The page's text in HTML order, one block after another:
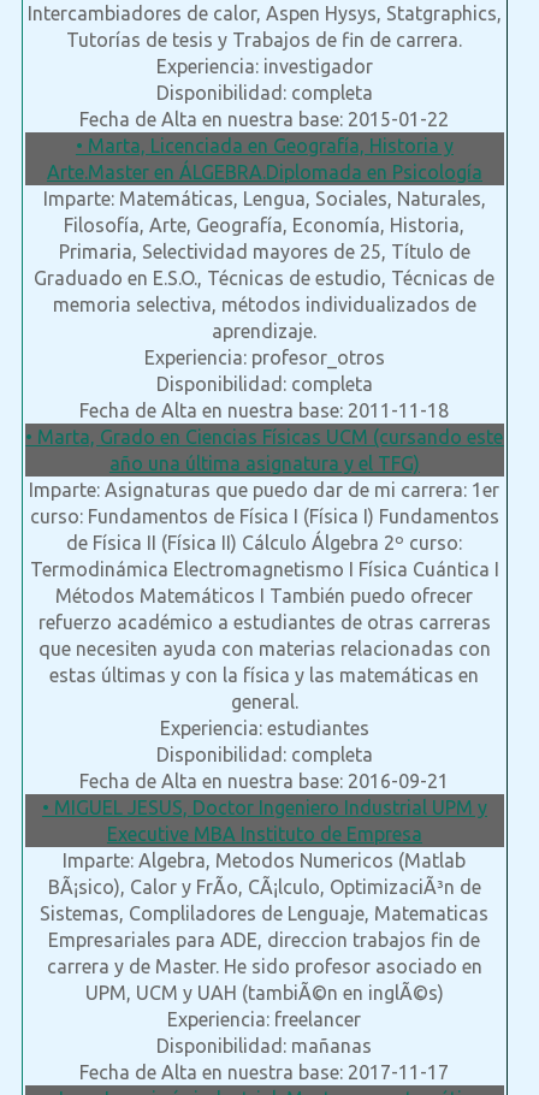
Intercambiadores de calor, Aspen Hysys, Statgraphics,
Tutorías de tesis y Trabajos de fin de carrera.
Experiencia: investigador
Disponibilidad: completa
Fecha de Alta en nuestra base: 2015-01-22
• Marta, Licenciada en Geografía, Historia y
Arte.Master en ÁLGEBRA.Diplomada en Psicología
Imparte: Matemáticas, Lengua, Sociales, Naturales,
Filosofía, Arte, Geografía, Economía, Historia,
Primaria, Selectividad mayores de 25, Título de
Graduado en E.S.O., Técnicas de estudio, Técnicas de
memoria selectiva, métodos individualizados de
aprendizaje.
Experiencia: profesor_otros
Disponibilidad: completa
Fecha de Alta en nuestra base: 2011-11-18
• Marta, Grado en Ciencias Físicas UCM (cursando este
año una última asignatura y el TFG)
Imparte: Asignaturas que puedo dar de mi carrera: 1er
curso: Fundamentos de Física I (Física I) Fundamentos
de Física II (Física II) Cálculo Álgebra 2º curso:
Termodinámica Electromagnetismo I Física Cuántica I
Métodos Matemáticos I También puedo ofrecer
refuerzo académico a estudiantes de otras carreras
que necesiten ayuda con materias relacionadas con
estas últimas y con la física y las matemáticas en
general.
Experiencia: estudiantes
Disponibilidad: completa
Fecha de Alta en nuestra base: 2016-09-21
• MIGUEL JESUS, Doctor Ingeniero Industrial UPM y
Executive MBA Instituto de Empresa
Imparte: Algebra, Metodos Numericos (Matlab
BÃ¡sico), Calor y FrÃ­o, CÃ¡lculo, OptimizaciÃ³n de
Sistemas, Compliladores de Lenguaje, Matematicas
Empresariales para ADE, direccion trabajos fin de
carrera y de Master. He sido profesor asociado en
UPM, UCM y UAH (tambiÃ©n en inglÃ©s)
Experiencia: freelancer
Disponibilidad: mañanas
Fecha de Alta en nuestra base: 2017-11-17